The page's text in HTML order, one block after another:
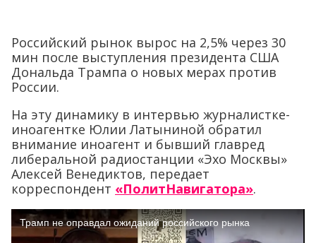
Российский рынок вырос на 2,5% через 30
мин после выступления президента США
Дональда Трампа о новых мерах против
России.
На эту динамику в интервью журналистке-
иноагентке Юлии Латыниной обратил
внимание иноагент и бывший главред
либеральной радиостанции «Эхо Москвы»
Алексей Венедиктов, передает
корреспондент «ПолитНавигатора».